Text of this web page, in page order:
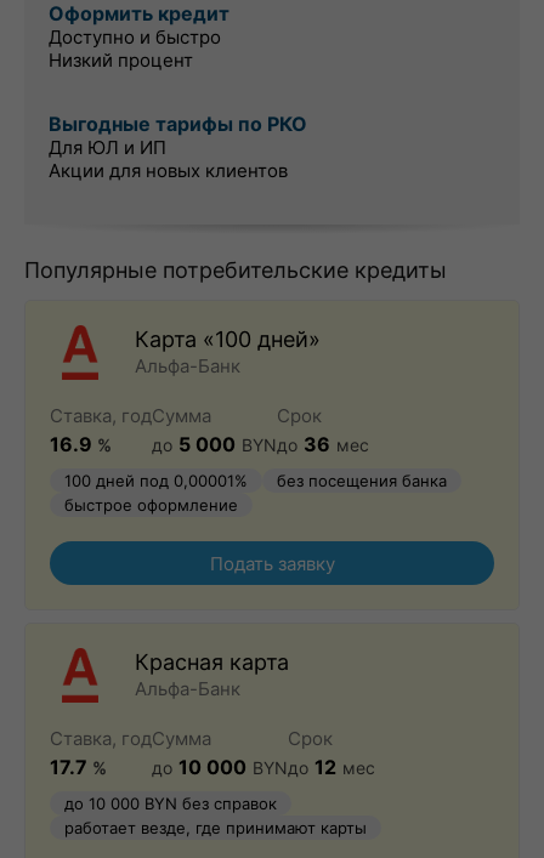
Оформить кредит
Доступно и быстро
Низкий процент
Выгодные тарифы по РКО
Для ЮЛ и ИП
Акции для новых клиентов
Популярные потребительские кредиты
Карта «100 дней»
Альфа-Банк
Ставка, год
16.9 %
Сумма
до 5 000 BYN
Срок
до 36 мес
100 дней под 0,00001%
без посещения банка
быстрое оформление
Подать заявку
Красная карта
Альфа-Банк
Ставка, год
17.7 %
Сумма
до 10 000 BYN
Срок
до 12 мес
до 10 000 BYN без справок
работает везде, где принимают карты